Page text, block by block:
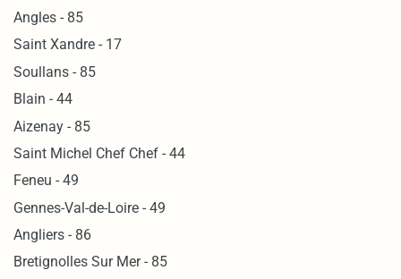
Angles - 85
Saint Xandre - 17
Soullans - 85
Blain - 44
Aizenay - 85
Saint Michel Chef Chef - 44
Feneu - 49
Gennes-Val-de-Loire - 49
Angliers - 86
Bretignolles Sur Mer - 85